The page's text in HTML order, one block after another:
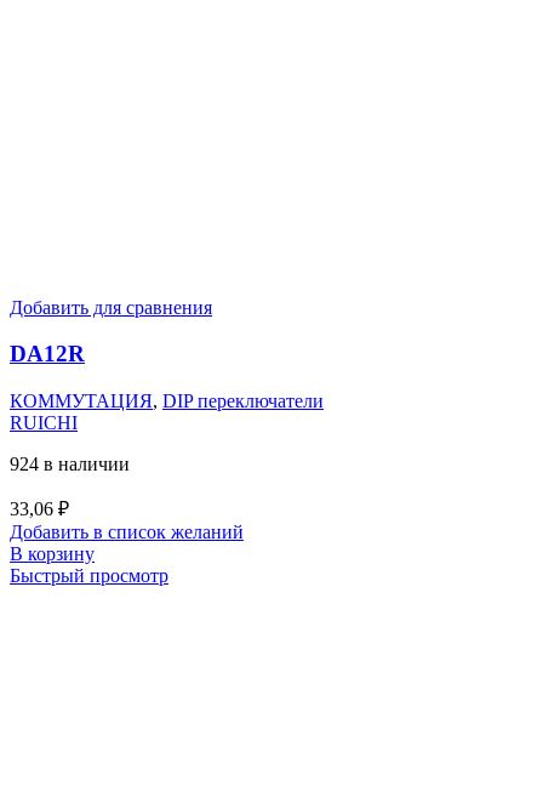
Добавить для сравнения
DA12R
КОММУТАЦИЯ, DIP переключатели
RUICHI
924 в наличии
33,06 ₽
Добавить в список желаний
В корзину
Быстрый просмотр